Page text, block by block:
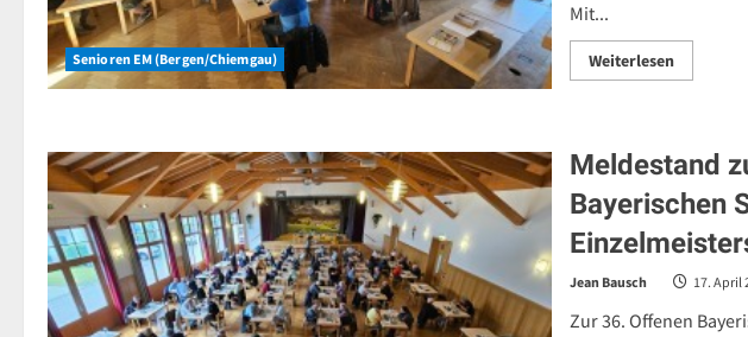
Senioren EM (Bergen/Chiemgau)
Mit...
WeiterlesenRead
more
Senioren-
gestartet
Meldestand
Bayerischen
Jean Bausch 17. April
Zur 36. Offenen